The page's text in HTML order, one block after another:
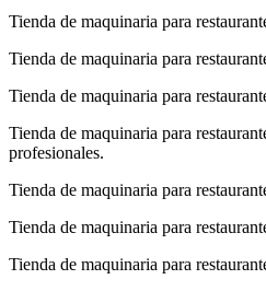
Tienda de maquinaria para
Tienda de maquinaria para
Tienda de maquinaria para
Tienda de maquinaria para
profesionales.
Tienda de maquinaria para
Tienda de maquinaria para
Tienda de maquinaria para